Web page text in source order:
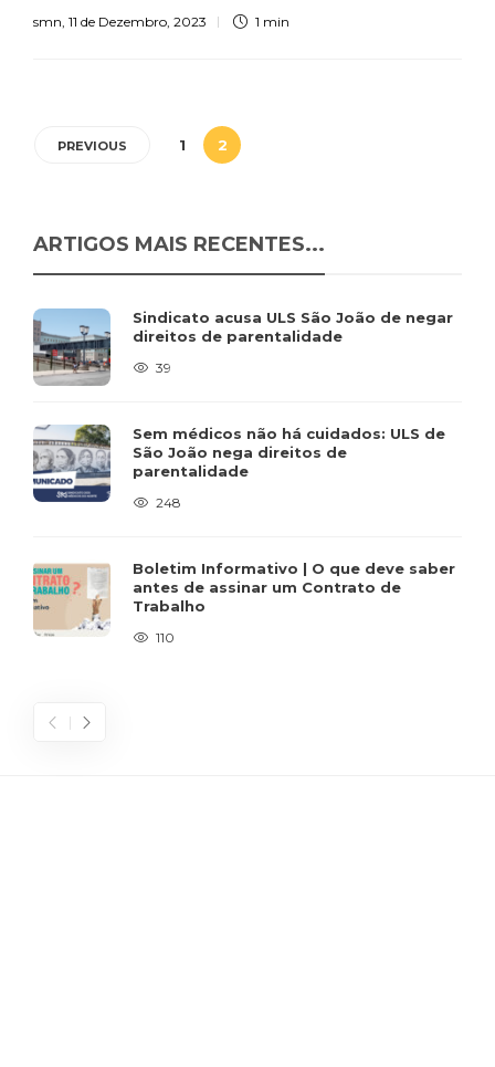
smn 11 de Dezembro, 2023 1 min
PREVIOUS 1 2
ARTIGOS MAIS RECENTES...
Sindicato acusa ULS São João de negar
direitos de parentalidade
39
Sem médicos não há cuidados: ULS de
São João nega direitos de
parentalidade
248
Boletim Informativo | O que deve saber
antes de assinar um Contrato de
Trabalho
110